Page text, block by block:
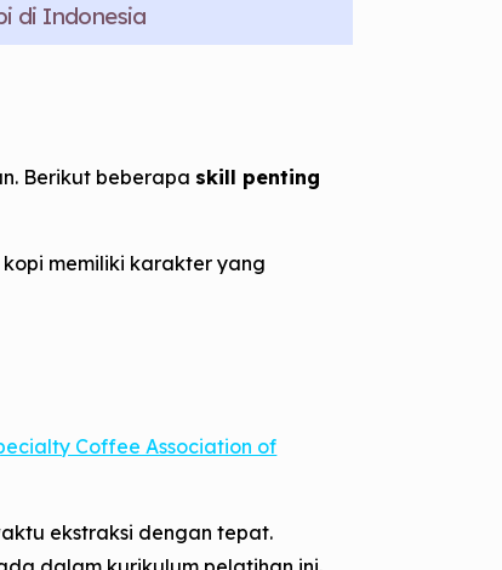
di Indonesia
Berikut beberapa skill penting
memiliki karakter yang
Coffee Association of
ekstraksi dengan tepat.